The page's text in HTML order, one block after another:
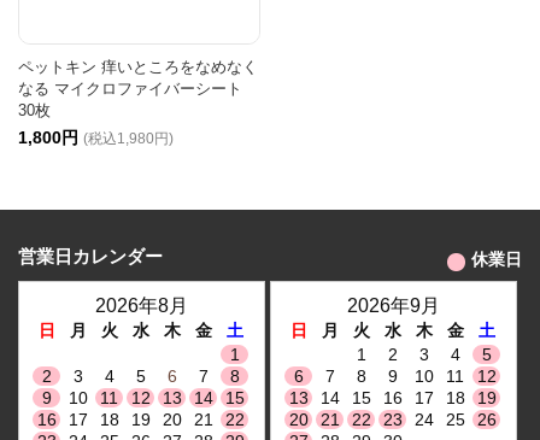
ペットキン 痒いところをなめなく
なる マイクロファイバーシート
30枚
1,800円 (税込1,980円)
営業日カレンダー 休業日
2026年8月
日 月 火 水 木 金
土
1
2
3 4 5 6 7
8
9
10 11 12 13 14
15
16
17 18 19 20 21
22
2026年9月
日 月 火 水 木 金
土
1
2 3 4
5
6
7 8 9 10 11
12
13
14 15 16 17 18
19
20
21 22 23 24 25
26